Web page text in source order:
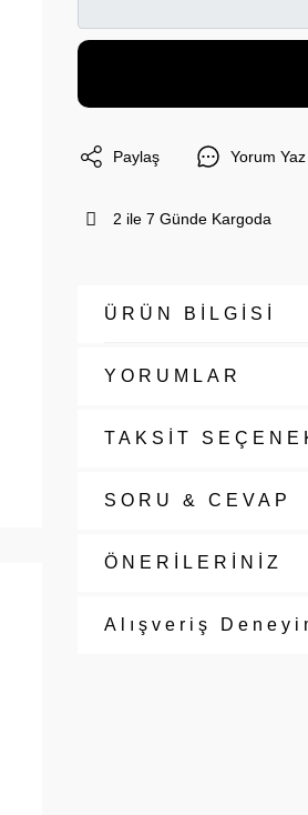
Paylaş Yorum Yaz
2 ile 7 Günde Kargoda
ÜRÜN BİLGİSİ
YORUMLAR
TAKSİT
SORU & CEVAP
ÖNERİLERİNİZ
Alışveriş